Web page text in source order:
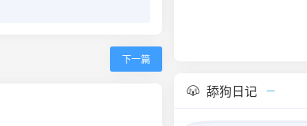
下一篇
舔狗日记